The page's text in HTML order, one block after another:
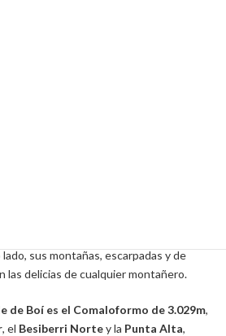
sus montañas, escarpadas y de
las delicias de cualquier montañero.
de Boí es el Comaloformo de 3.029m,
, el Besiberri Nortey la Punta Alta,